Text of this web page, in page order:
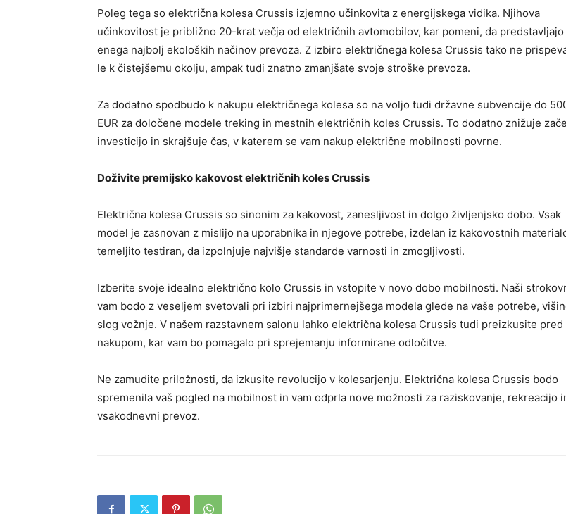
Poleg tega so električna kolesa Crussis izjemno učinkovita z energijskega vidika. Njihova
učinkovitost je približno 20-krat večja od električnih avtomobilov, kar pomeni, da predstavljajo
enega najbolj ekoloških načinov prevoza. Z izbiro električnega kolesa Crussis tako ne
le k čistejšemu okolju, ampak tudi znatno zmanjšate svoje stroške prevoza.
Za dodatno spodbudo k nakupu električnega kolesa so na voljo tudi državne subvencije do
EUR za določene modele treking in mestnih električnih koles Crussis. To dodatno znižuje
investicijo in skrajšuje čas, v katerem se vam nakup električne mobilnosti povrne.
Doživite premijsko kakovost električnih koles Crussis
Električna kolesa Crussis so sinonim za kakovost, zanesljivost in dolgo življenjsko dobo. Vsak
model je zasnovan z mislijo na uporabnika in njegove potrebe, izdelan iz kakovostnih
temeljito testiran, da izpolnjuje najvišje standarde varnosti in zmogljivosti.
Izberite svoje idealno električno kolo Crussis in vstopite v novo dobo mobilnosti. Naši
vam bodo z veseljem svetovali pri izbiri najprimernejšega modela glede na vaše potrebe,
slog vožnje. V našem razstavnem salonu lahko električna kolesa Crussis tudi preizkusite pred
nakupom, kar vam bo pomagalo pri sprejemanju informirane odločitve.
Ne zamudite priložnosti, da izkusite revolucijo v kolesarjenju. Električna kolesa Crussis bodo
spremenila vaš pogled na mobilnost in vam odprla nove možnosti za raziskovanje, rekreacijo
vsakodnevni prevoz.